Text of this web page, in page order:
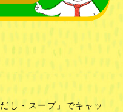
し・スープ」でキャッ